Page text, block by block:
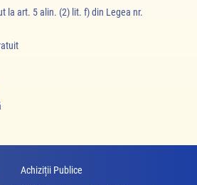
la art. 5 alin. (2) lit. f) din Legea nr.
Achiziții Publice